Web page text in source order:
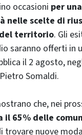
occasioni per una
nelle scelte di
territorio. Gli
saranno offerti in
il 2 agosto,
Somaldi.
che, nei
il 65% delle
trovare nuove